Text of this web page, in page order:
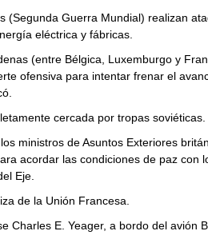
(Segunda Guerra Mundial) realizan
eléctrica y fábricas.
(entre Bélgica, Luxemburgo y
ofensiva para intentar frenar el
cercada por tropas soviéticas.
ministros de Asuntos Exteriores
acordar las condiciones de paz con
Eje.
de la Unión Francesa.
Charles E. Yeager, a bordo del avión